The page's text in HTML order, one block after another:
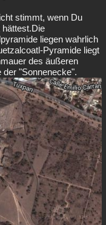
stimmt, wenn Du
hättest.Die
liegen wahrlich
Pyramide liegt
des äußeren
der "Sonnenecke".